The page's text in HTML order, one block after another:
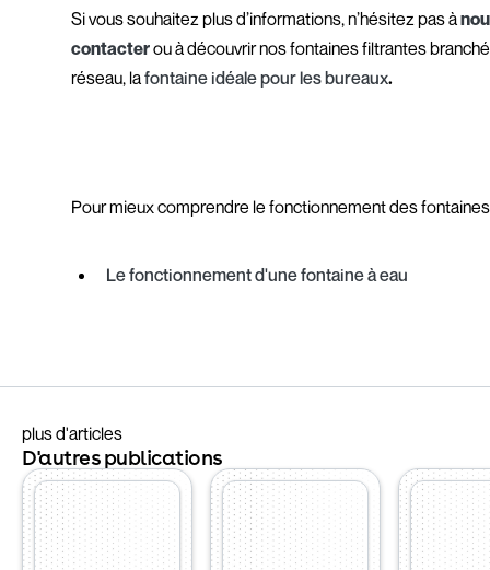
Si vous souhaitez plus d’informations, n’hésitez pas à
contacterou à découvrir nos fontaines filtrantes
réseau, lafontaine idéale pour les bureaux.
Pour mieux comprendre le fonctionnement des fontaines
Le fonctionnement d'une fontaine à eau
plus d'articles
D'autres publications